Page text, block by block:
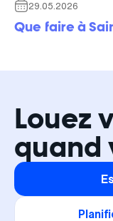
29.05.2026
Louez
quand